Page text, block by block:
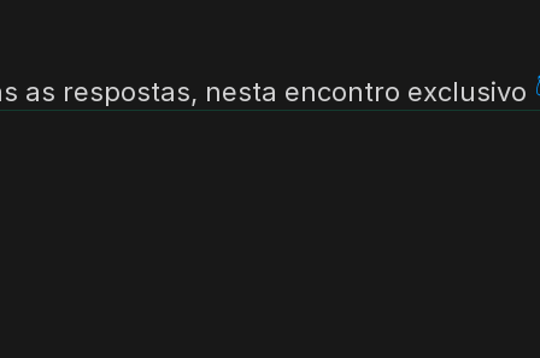
as respostas, nesta encontro exclusivo